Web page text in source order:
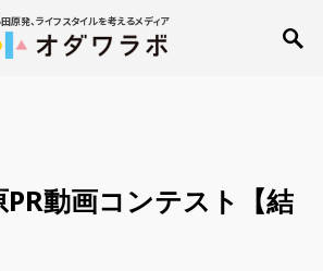
原発、ライフスタイルを考えるメディア
動画コンテスト【結